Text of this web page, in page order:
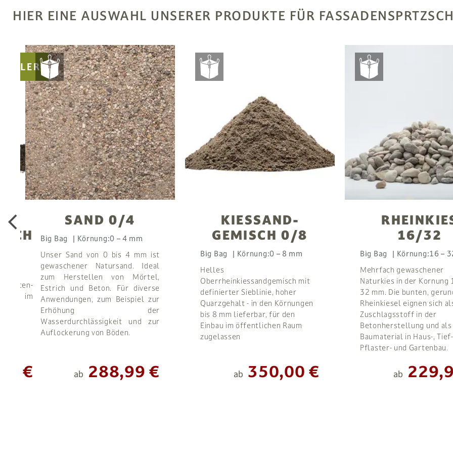
HIER EINE AUSWAHL UNSERER PRODUKTE FÜR
arrow_back_ios
Garten-
im
€
SAND 0/4
Big Bag Körnung:0 – 4 mm
Unser Sand von 0 bis 4 mm ist
gewaschener Natursand. Ideal
zum Herstellen von Mörtel,
Estrich und Beton. Für diverse
Anwendungen, zum Beispiel zur
Erhöhung der
Wasserdurchlässigkeit und zur
Auflockerung von Böden.
ab 288,99 €
KIESSAND-
GEMISCH 0/8
Big Bag Körnung:0 – 8 mm
Helles
Oberrheinkiessandgemisch mit
definierter Sieblinie, hoher
Quarzgehalt - in den Körnungen
bis 8 mm lieferbar, für den
Einbau im öffentlichen Raum
zugelassen
ab 350,00 €
16/32
Big Bag Körnung:16 –
Mehrfach gewaschener
Naturkies in der Kornung
32 mm. Die bunten,
Rheinkiesel eignen sich
Zuschlagsstoff in der
Betonherstellung und als
Baumaterial in Haus-,
Pflaster- und Gartenbau.
ab